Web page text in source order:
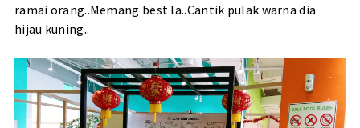
ramai orang..Memang best la..Cantik pulak warna dia
hijau kuning..